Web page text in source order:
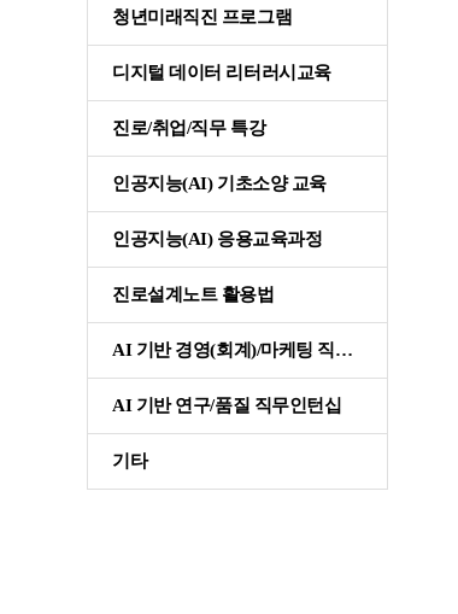
청년미래직진 프로그램
디지털 데이터 리터러시교육
진로/취업/직무 특강
인공지능(AI) 기초소양 교육
인공지능(AI) 응용교육과정
진로설계노트 활용법
AI 기반 경영(회계)/마케팅 직무인턴십
AI 기반 연구/품질 직무인턴십
기타